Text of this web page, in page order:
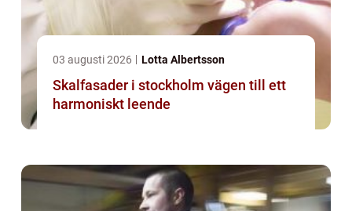
03 augusti 2026 Lotta Albertsson
Skalfasader i stockholm vägen till ett
harmoniskt leende